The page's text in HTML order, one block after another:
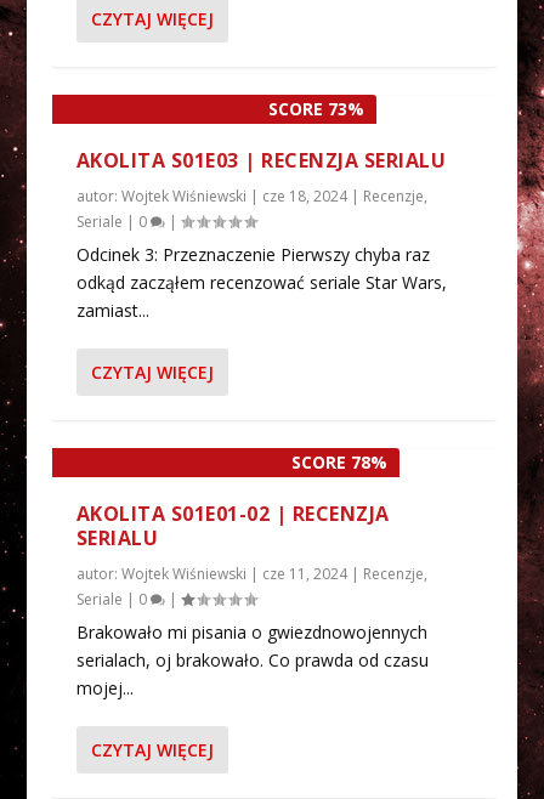
CZYTAJ WIĘCEJ
SCORE 73%
AKOLITA S01E03 | RECENZJA SERIALU
autor: Wojtek Wiśniewski | cze 18, 2024| Recenzje,
Seriale | 0 |
Odcinek 3: Przeznaczenie Pierwszy chyba raz
odkąd zacząłem recenzować seriale Star Wars,
zamiast...
CZYTAJ WIĘCEJ
SCORE 78%
AKOLITA S01E01-02 | RECENZJA
SERIALU
autor: Wojtek Wiśniewski | cze 11, 2024| Recenzje,
Seriale | 0 |
Brakowało mi pisania o gwiezdnowojennych
serialach, oj brakowało. Co prawda od czasu
mojej...
CZYTAJ WIĘCEJ